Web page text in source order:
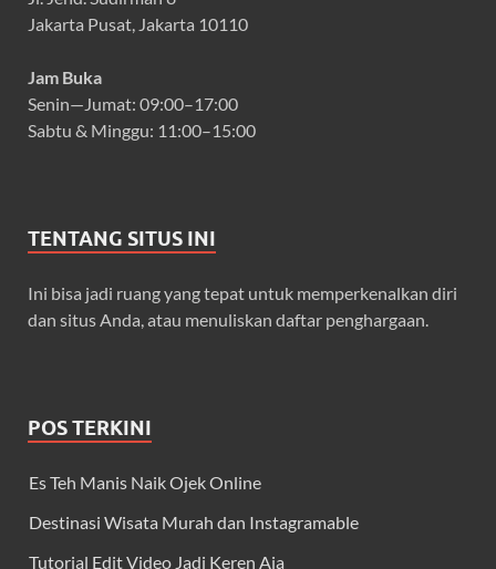
Jakarta Pusat, Jakarta 10110
Jam Buka
Senin—Jumat: 09:00–17:00
Sabtu & Minggu: 11:00–15:00
TENTANG SITUS INI
Ini bisa jadi ruang yang tepat untuk memperkenalkan diri
dan situs Anda, atau menuliskan daftar penghargaan.
POS TERKINI
Es Teh Manis Naik Ojek Online
Destinasi Wisata Murah dan Instagramable
Tutorial Edit Video Jadi Keren Aja